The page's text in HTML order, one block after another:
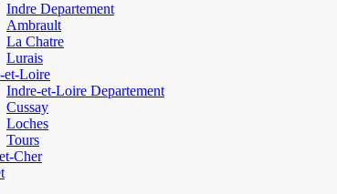
Indre Departement
Ambrault
La Chatre
Lurais
et-Loire
Indre-et-Loire Departement
Cussay
Loches
Tours
Cher